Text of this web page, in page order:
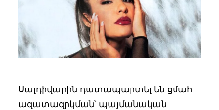
Սալդիվարին դատապարտել են ցմահ
ազատազրկման՝ պայմանական